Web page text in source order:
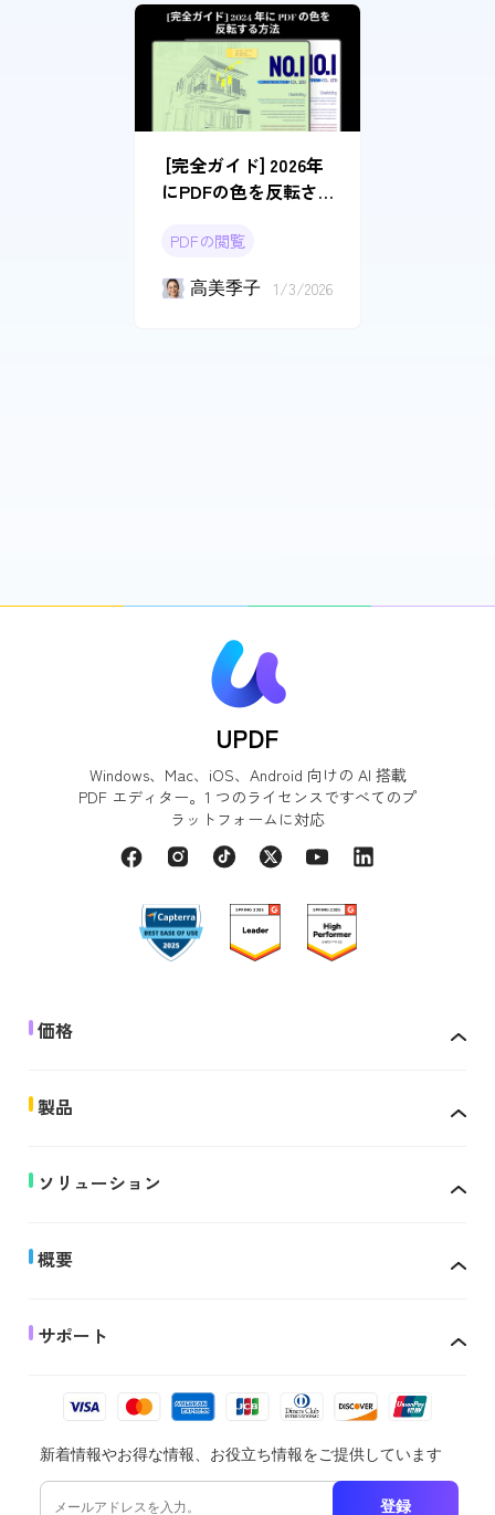
[完全ガイド] 2026年
にPDFの色を反転さ
PDFの閲覧
高美季子 1/3/2026
UPDF
Windows、Mac、iOS、Android 向けの AI 搭載
PDF エディター。1 つのライセンスですべてのプ
ラットフォームに対応
価格
製品
ソリューション
概要
サポート
新着情報やお得な情報、お役立ち情報をご提供しています
登録